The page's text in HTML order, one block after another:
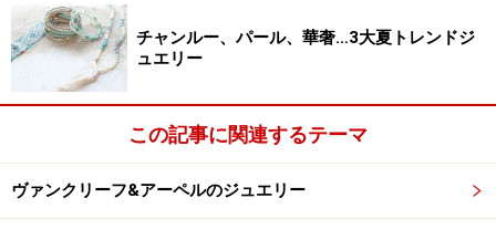
チャンルー、パール、華奢…3大夏トレンドジ
ュエリー
この記事に関連するテーマ
ヴァンクリーフ&アーペルのジュエリー